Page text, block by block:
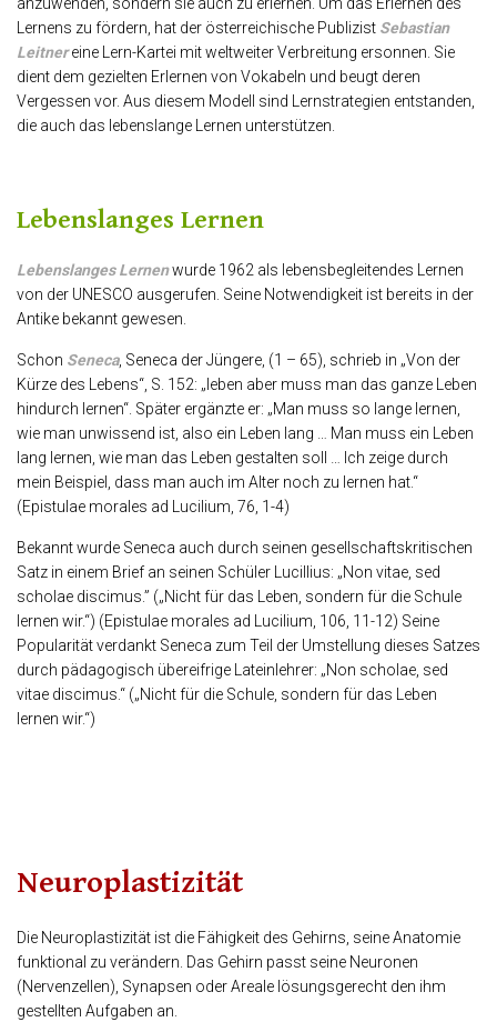
Lernens zu fördern, hat der österreichische Publizist Sebastian
Leitnereine Lern-Kartei mit weltweiter Verbreitung ersonnen. Sie
dient dem gezielten Erlernen von Vokabeln und beugt deren
Vergessen vor. Aus diesem Modell sind Lernstrategien entstanden,
die auch das lebenslange Lernen unterstützen.
Lebenslanges Lernen
Lebenslanges Lernenwurde 1962 als lebensbegleitendes Lernen
von der UNESCO ausgerufen. Seine Notwendigkeit ist bereits in der
Antike bekannt gewesen.
Schon Seneca, Seneca der Jüngere, (1 – 65), schrieb in „Von der
Kürze des Lebens“, S. 152: „leben aber muss man das ganze Leben
hindurch lernen“. Später ergänzte er: „Man muss so lange lernen,
wie man unwissend ist, also ein Leben lang … Man muss ein Leben
lang lernen, wie man das Leben gestalten soll … Ich zeige durch
mein Beispiel, dass man auch im Alter noch zu lernen hat.“
(Epistulae morales ad Lucilium, 76, 1-4)
Bekannt wurde Seneca auch durch seinen gesellschaftskritischen
Satz in einem Brief an seinen Schüler Lucillius: „Non vitae, sed
scholae discimus.” („Nicht für das Leben, sondern für die Schule
lernen wir.“) (Epistulae morales ad Lucilium, 106, 11-12) Seine
Popularität verdankt Seneca zum Teil der Umstellung dieses Satzes
durch pädagogisch übereifrige Lateinlehrer: „Non scholae, sed
vitae discimus.“ („Nicht für die Schule, sondern für das Leben
lernen wir.“)
Neuroplastizität
Die Neuroplastizität ist die Fähigkeit des Gehirns, seine Anatomie
funktional zu verändern. Das Gehirn passt seine Neuronen
(Nervenzellen), Synapsen oder Areale lösungsgerecht den ihm
gestellten Aufgaben an.